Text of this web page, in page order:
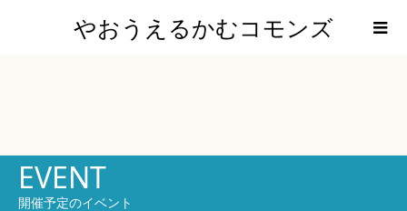
やおうえるかむコモンズ
EVENT
開催予定のイベント